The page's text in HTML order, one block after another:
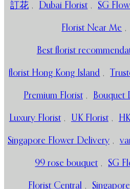
訂花 , Dubai Florist , SG
Florist Near Me ,
Best florist
florist Hong Kong Island ,
Premium Florist , Bouquet
Luxury Florist , UK Florist ,
Singapore Flower Delivery ,
99 rose bouquet , SG
Florist Central ,